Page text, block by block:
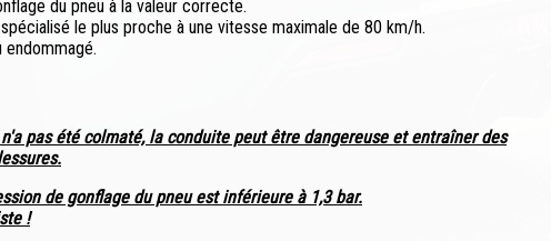
du pneu à la valeur correcte.
le plus proche à une vitesse maximale de 80 km/h.
endommagé.
pas été colmaté, la conduite peut être dangereuse et entraîner des
de gonflage du pneu est inférieure à 1,3 bar.
!